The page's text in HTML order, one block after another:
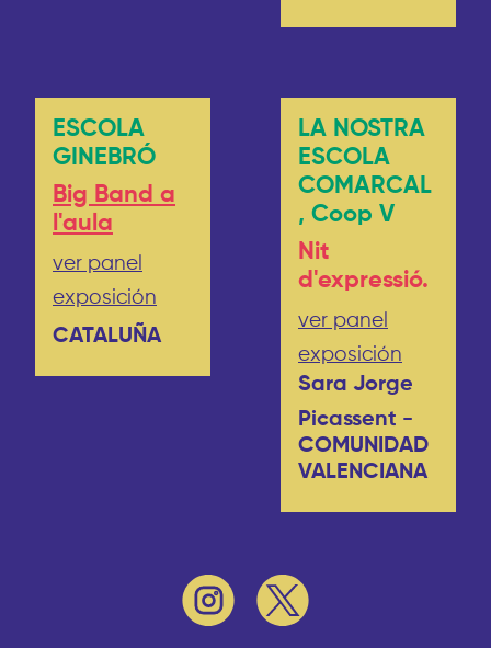
ESCOLA
GINEBRÓ
Big Band a
l'aula
ver panel
exposición
CATALUÑA
LA NOSTRA
ESCOLA
COMARCAL
, Coop V
Nit
d'expressió.
ver panel
exposición
Sara Jorge
Picassent -
COMUNIDAD
VALENCIANA